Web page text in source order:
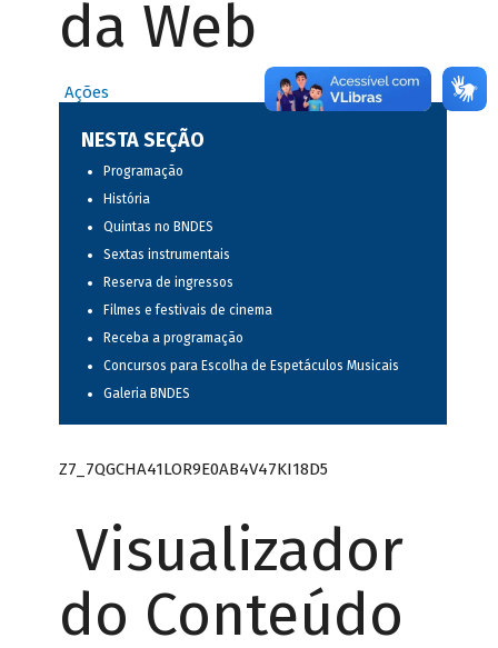
da Web
Ações
NESTA SEÇÃO
Programação
História
Quintas no BNDES
Sextas instrumentais
Reserva de ingressos
Filmes e festivais de cinema
Receba a programação
Concursos para Escolha de Espetáculos Musicais
Galeria BNDES
Z7_7QGCHA41LOR9E0AB4V47KI18D5
Visualizador
do Conteúdo